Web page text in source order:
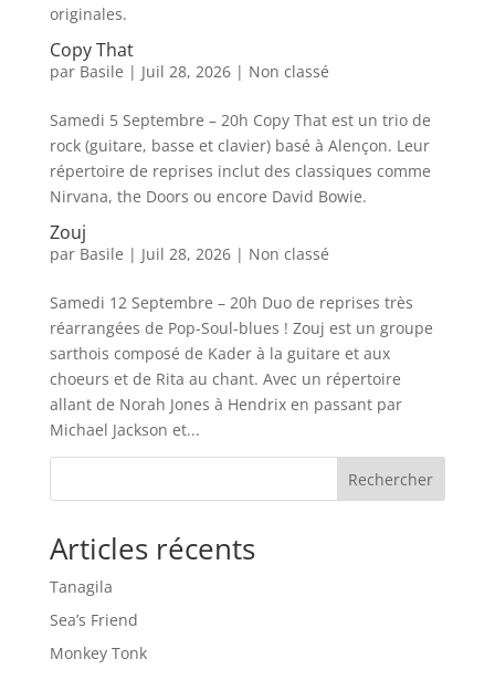
originales.
Copy That
par Basile | Juil 28, 2026| Non classé
Samedi 5 Septembre – 20h Copy That est un trio de
rock (guitare, basse et clavier) basé à Alençon. Leur
répertoire de reprises inclut des classiques comme
Nirvana, the Doors ou encore David Bowie.
Zouj
par Basile | Juil 28, 2026| Non classé
Samedi 12 Septembre – 20h Duo de reprises très
réarrangées de Pop-Soul-blues ! Zouj est un groupe
sarthois composé de Kader à la guitare et aux
choeurs et de Rita au chant. Avec un répertoire
allant de Norah Jones à Hendrix en passant par
Michael Jackson et...
Rechercher
Articles récents
Tanagila
Sea’s Friend
Monkey Tonk